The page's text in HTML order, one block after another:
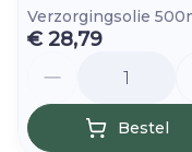
Verzorgingsolie
€ 28,79
Bestel